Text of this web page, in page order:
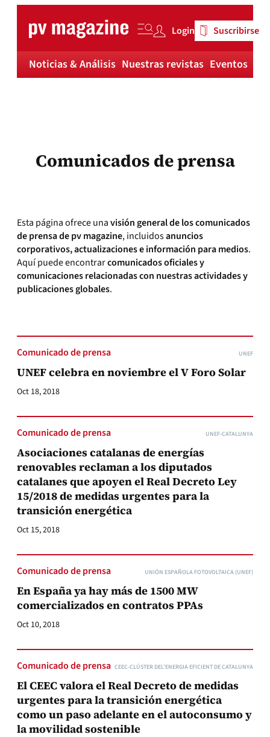
Login Suscribirse
Noticias & Análisis Nuestras revistas Eventos
Comunicados de prensa
Esta página ofrece unavisión general de los comunicados
de prensa de pv magazine, incluidosanuncios
corporativos, actualizaciones e información para medios.
Aquí puede encontrarcomunicados oficiales y
comunicaciones relacionadas con nuestras actividades y
publicaciones globales.
Comunicado de prensa UNEF
UNEF celebra en noviembre el V Foro Solar
Oct 18, 2018
Comunicado de prensa UNEF-CATALUNYA
Asociaciones catalanas de energías
renovables reclaman a los diputados
catalanes que apoyen el Real Decreto Ley
15/2018 de medidas urgentes para la
transición energética
Oct 15, 2018
Comunicado de prensa UNIÓN ESPAÑOLA FOTOVOLTAICA (UNEF)
En España ya hay más de 1500 MW
comercializados en contratos PPAs
Oct 10, 2018
Comunicado de prensa CEEC-CLÚSTER DEL’ENERGIA EFICIENT DE CATALUNYA
El CEEC valora el Real Decreto de medidas
urgentes para la transición energética
como un paso adelante en el autoconsumo y
la movilidad sostenible